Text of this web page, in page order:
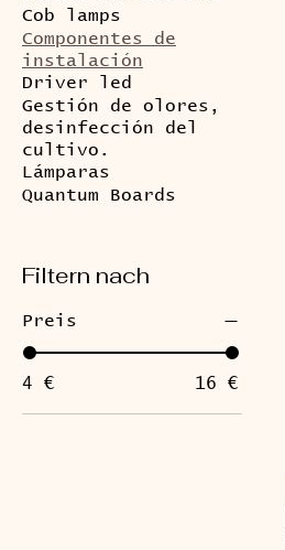
Cob lamps
Componentes de
instalación
Driver led
Gestión de olores,
desinfección del
cultivo.
Lámparas
Quantum Boards
Filtern nach
Preis
4 € 16 €